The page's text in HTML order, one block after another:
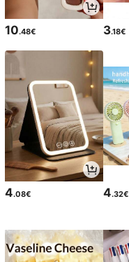
10.48€ 3.18€
4.08€ 4.32€